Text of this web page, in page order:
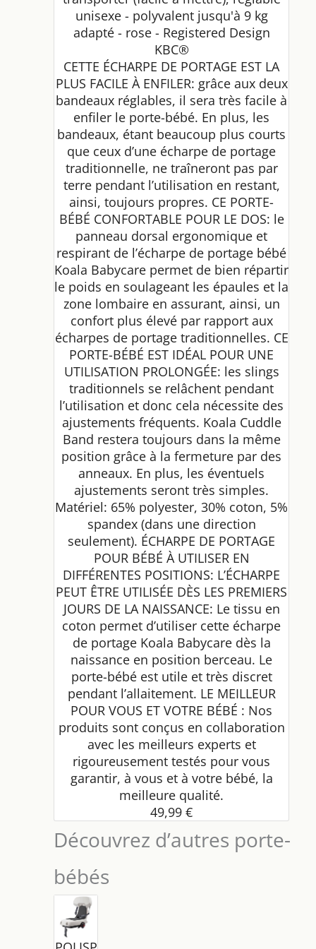
unisexe - polyvalent jusqu'à 9 kg
adapté - rose - Registered Design
KBC®
CETTE ÉCHARPE DE PORTAGE EST LA
PLUS FACILE À ENFILER: grâce aux deux
bandeaux réglables, il sera très facile à
enfiler le porte-bébé. En plus, les
bandeaux, étant beaucoup plus courts
que ceux d’une écharpe de portage
traditionnelle, ne traîneront pas par
terre pendant l’utilisation en restant,
ainsi, toujours propres. CE PORTE-
BÉBÉ CONFORTABLE POUR LE DOS: le
panneau dorsal ergonomique et
respirant de l’écharpe de portage bébé
Koala Babycare permet de bien répartir
le poids en soulageant les épaules et la
zone lombaire en assurant, ainsi, un
confort plus élevé par rapport aux
écharpes de portage traditionnelles. CE
PORTE-BÉBÉ EST IDÉAL POUR UNE
UTILISATION PROLONGÉE: les slings
traditionnels se relâchent pendant
l’utilisation et donc cela nécessite des
ajustements fréquents. Koala Cuddle
Band restera toujours dans la même
position grâce à la fermeture par des
anneaux. En plus, les éventuels
ajustements seront très simples.
Matériel: 65% polyester, 30% coton, 5%
spandex (dans une direction
seulement). ÉCHARPE DE PORTAGE
POUR BÉBÉ À UTILISER EN
DIFFÉRENTES POSITIONS: L’ÉCHARPE
PEUT ÊTRE UTILISÉE DÈS LES PREMIERS
JOURS DE LA NAISSANCE: Le tissu en
coton permet d’utiliser cette écharpe
de portage Koala Babycare dès la
naissance en position berceau. Le
porte-bébé est utile et très discret
pendant l’allaitement. LE MEILLEUR
POUR VOUS ET VOTRE BÉBÉ : Nos
produits sont conçus en collaboration
avec les meilleurs experts et
rigoureusement testés pour vous
garantir, à vous et à votre bébé, la
meilleure qualité.
49,99 €
Découvrez d’autres porte-
bébés